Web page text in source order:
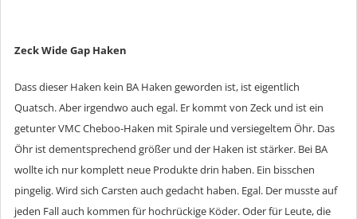
Zeck Wide Gap Haken
Dass dieser Haken kein BA Haken geworden ist, ist eigentlich
Quatsch. Aber irgendwo auch egal. Er kommt von Zeck und ist ein
getunter VMC Cheboo-Haken mit Spirale und versiegeltem Öhr. Das
Öhr ist dementsprechend größer und der Haken ist stärker. Bei BA
wollte ich nur komplett neue Produkte drin haben. Ein bisschen
pingelig. Wird sich Carsten auch gedacht haben. Egal. Der musste auf
jeden Fall auch kommen für hochrückige Köder. Oder für Leute, die